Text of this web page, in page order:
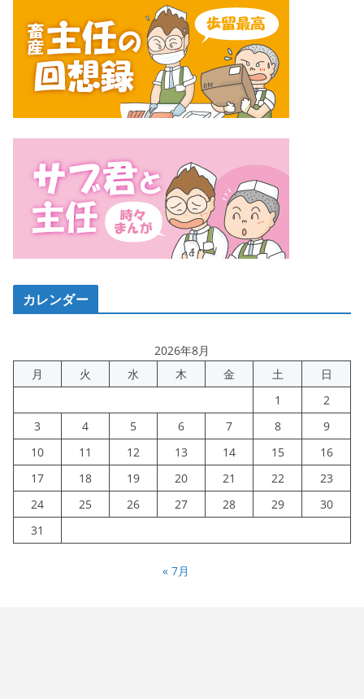
カレンダー
2026年8月
月
火 水 木 金 土
日
1
2
3
4 5 6 7 8
9
10
11 12 13 14 15
16
17
18 19 20 21 22
23
24
25 26 27 28 29
30
31
« 7月